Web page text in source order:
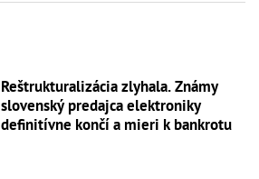
Reštrukturalizácia zlyhala. Známy
slovenský predajca elektroniky
definitívne končí a mieri k bankrotu